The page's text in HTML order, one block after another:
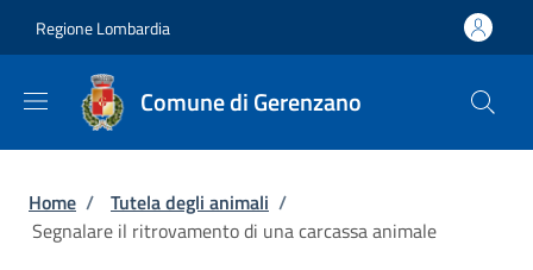
Regione Lombardia
Comune di Gerenzano
Briciole di pane
Home / Tutela degli animali /
Segnalare il ritrovamento di una carcassa animale